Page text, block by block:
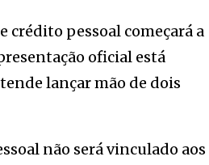
crédito pessoal começará a
oficial está
lançar mão de dois
não será vinculado aos